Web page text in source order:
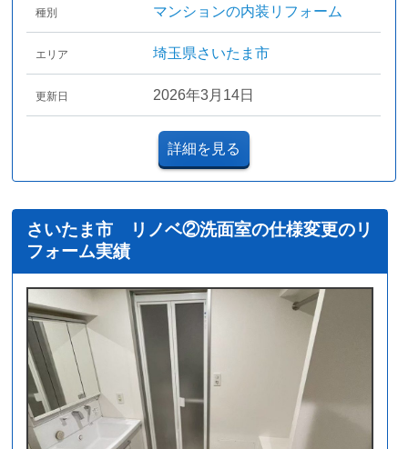
種別 マンションの内装リフォーム
エリア 埼玉県さいたま市
更新日 2026年3月14日
詳細を見る
さいたま市 リノベ②洗面室の仕様変更のリ
フォーム実績